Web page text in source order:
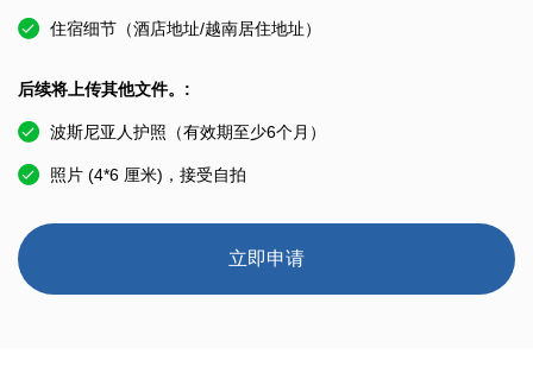
住宿细节（酒店地址/越南居住地址）
后续将上传其他文件。:
波斯尼亚人护照（有效期至少6个月）
照片 (4*6 厘米)，接受自拍
立即申请